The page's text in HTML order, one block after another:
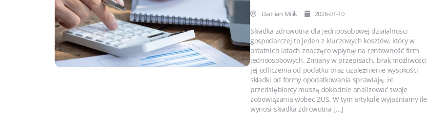
Damian Milik 2026-01-10
Składka zdrowotna dla jednoosobowej działalności
gospodarczej to jeden z kluczowych kosztów, który w
ostatnich latach znacząco wpłynął na rentowność firm
jednoosobowych. Zmiany w przepisach, brak możliwości
jej odliczenia od podatku oraz uzależnienie wysokości
składki od formy opodatkowania sprawiają, że
przedsiębiorcy muszą dokładnie analizować swoje
zobowiązania wobec ZUS. W tym artykule wyjaśniamy ile
wynosi składka zdrowotna […]